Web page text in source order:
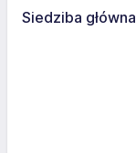
Siedziba główna